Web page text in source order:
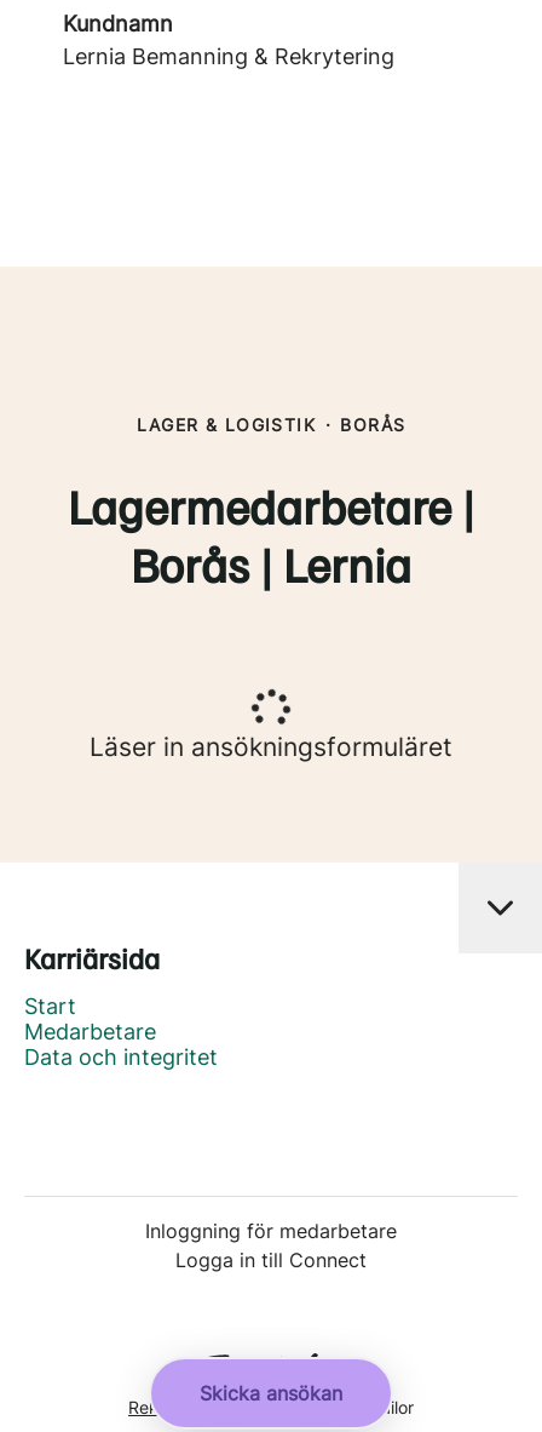
Kundnamn
Lernia Bemanning & Rekrytering
Skicka ansökan
LAGER & LOGISTIK · BORÅS
Lagermedarbetare |
Borås | Lernia
Läser in ansökningsformuläret
Karriärsida
Start
Medarbetare
Data och integritet
Inloggning för medarbetare
Logga in till Connect
Rekryteringsverktygfrån Teamtailor